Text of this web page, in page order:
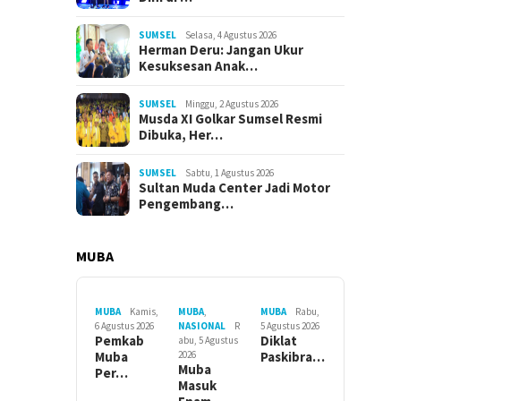
SUMSEL Selasa, 4 Agustus 2026
Herman Deru: Jangan Ukur
Kesuksesan Anak…
SUMSEL Minggu, 2 Agustus 2026
Musda XI Golkar Sumsel Resmi
Dibuka, Her…
SUMSEL Sabtu, 1 Agustus 2026
Sultan Muda Center Jadi Motor
Pengembang…
MUBA
MUBA
Kamis,
6 Agustus 2026
Pemkab
Muba
Per…
MUBA,
NASIONAL
R
abu, 5 Agustus
2026
Muba
Masuk
MUBA
Rabu,
5 Agustus 2026
Diklat
Paskibra…